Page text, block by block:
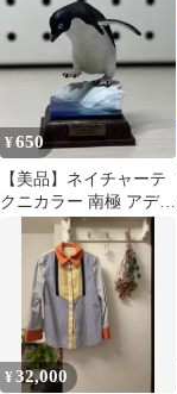
¥650
【美品】ネイチャーテ
クニカラー 南極 アデリ
ーペンギン フィギュア
¥32,000